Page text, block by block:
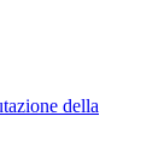
della